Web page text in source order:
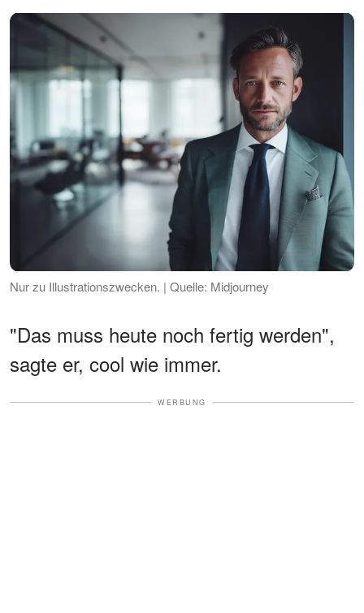
Nur zu Illustrationszwecken. | Quelle: Midjourney
"Das muss heute noch fertig werden",
sagte er, cool wie immer.
WERBUNG